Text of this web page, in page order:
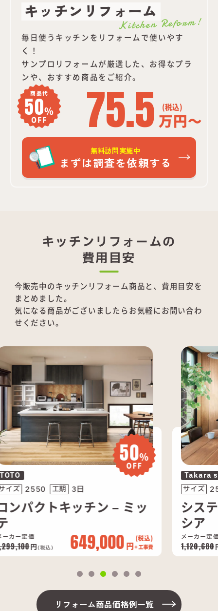
Kitchen Reform!
キッチンリフォーム
毎日使うキッチンをリフォームで使いやす
く！
サンプロリフォームが厳選した、お得なプラ
ンや、おすすめ商品をご紹介。
商品代
50%
OFF 75.5 万円～
無料訪問実施中
まずは調査を依頼する
キッチンリフォームの
費用目安
今販売中のキッチンリフォーム商品と、費用目安を
まとめました。
気になる商品がございましたらお気軽にお問い合わ
せください。
費
%
サイズ 2550
システムキッチン – トレー
メーカー定価
1,120,680 円(税込) 952,000 + 工事費
リフォーム商品価格例一覧